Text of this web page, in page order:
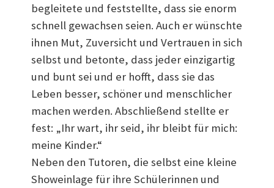
begleitete und feststellte, dass sie enorm
schnell gewachsen seien. Auch er wünschte
ihnen Mut, Zuversicht und Vertrauen in sich
selbst und betonte, dass jeder einzigartig
und bunt sei und er hofft, dass sie das
Leben besser, schöner und menschlicher
machen werden. Abschließend stellte er
fest: „Ihr wart, ihr seid, ihr bleibt für mich:
meine Kinder.“
Neben den Tutoren, die selbst eine kleine
Showeinlage für ihre Schülerinnen und